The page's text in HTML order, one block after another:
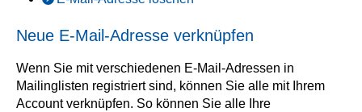
Neue E-Mail-Adresse verknüpfen
Wenn Sie mit verschiedenen E-Mail-Adressen in
Mailinglisten registriert sind, können Sie alle mit Ihrem
Account verknüpfen. So können Sie alle Ihre